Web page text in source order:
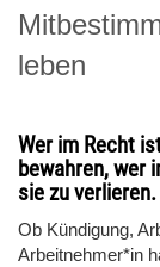
leben
Wer im Recht
bewahren, wer
sie zu verlieren.
Ob Kündigung,
Arbeitnehmer*in